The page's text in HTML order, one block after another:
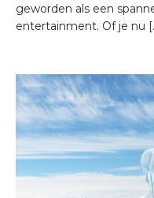
geworden als een
entertainment. Of je nu